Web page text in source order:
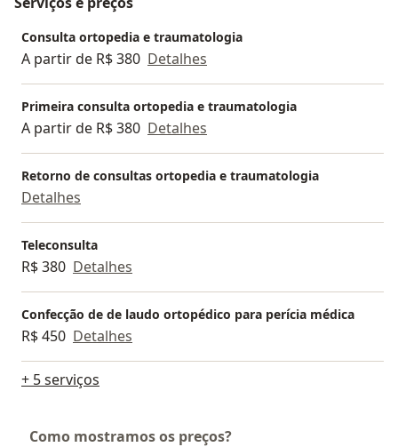
Agende sua consulta para um atendimento
personalizado e soluções eficazes para sua saúde!
Consulta ortopedia e traumatologia
A partir de R$ 380 Detalhes
Primeira consulta ortopedia e traumatologia
A partir de R$ 380 Detalhes
Retorno de consultas ortopedia e traumatologia
Detalhes
Teleconsulta
R$ 380 Detalhes
Confecção de de laudo ortopédico para perícia médica
R$ 450 Detalhes
+ 5 serviços
Como mostramos os preços?